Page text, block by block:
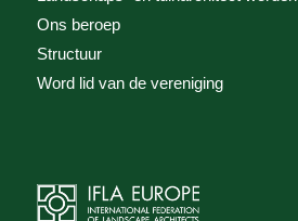
Ons beroep
Structuur
Word lid van de vereniging